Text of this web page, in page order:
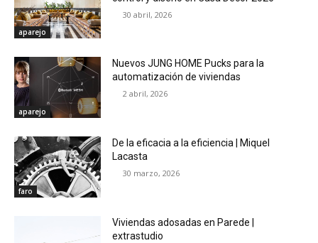
aparejo
30 abril, 2026
aparejo
Nuevos JUNG HOME Pucks para la
automatización de viviendas
2 abril, 2026
faro
De la eficacia a la eficiencia | Miquel
Lacasta
30 marzo, 2026
Viviendas adosadas en Parede |
extrastudio